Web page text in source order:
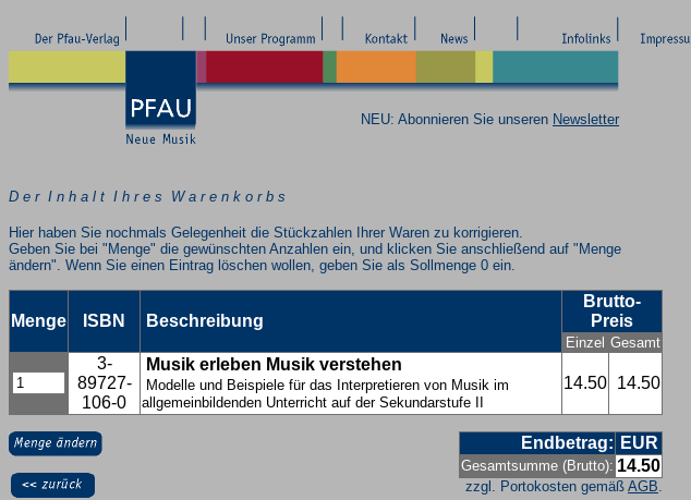
NEU: Abonnieren Sie unseren Newsletter
D e r I n h a l t I h r e s W a r e n k o r b s
Hier haben Sie nochmals Gelegenheit die Stückzahlen Ihrer Waren zu korrigieren.
Geben Sie bei "Menge" die gewünschten Anzahlen ein, und klicken Sie anschließend auf "Menge
ändern". Wenn Sie einen Eintrag löschen wollen, geben Sie als Sollmenge 0 ein.
Menge ISBN Beschreibung
Brutto-
Preis
Einzel Gesamt
3-
89727-
106-0
Musik erleben Musik verstehen
Modelle und Beispiele für das Interpretieren von Musik im
allgemeinbildenden Unterricht auf der Sekundarstufe II
14.50 14.50
Endbetrag: EUR
Gesamtsumme (Brutto): 14.50
zzgl. Portokosten gemäß AGB.